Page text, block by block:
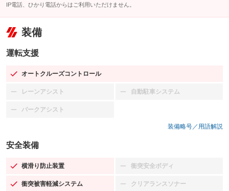
IP電話、ひかり電話からはご利用いただけません。
装備
運転支援
オートクルーズコントロール
：装備あり
レーンアシスト
：装備なし 自動駐車システム
：装備なし
パークアシスト
：装備なし
装備略号／用語解説
安全装備
横滑り防止装置
：装備あり 衝突安全ボディ
：装備なし
衝突被害軽減システム
：装備あり クリアランスソナー
：装備なし